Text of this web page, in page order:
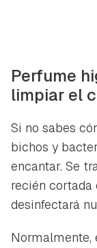
Perfume
limpiar el
Si no sabes
bichos y
encantar. Se
recién cortada
desinfectará
Normalmente,